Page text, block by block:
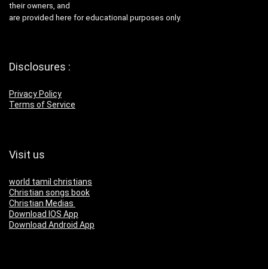
their owners, and
are provided here for educational purposes only.
Disclosures :
Privacy Policy
Terms of Service
Visit us
world tamil christians
Christian songs book
Christian Medias
Download IOS App
Download Android App